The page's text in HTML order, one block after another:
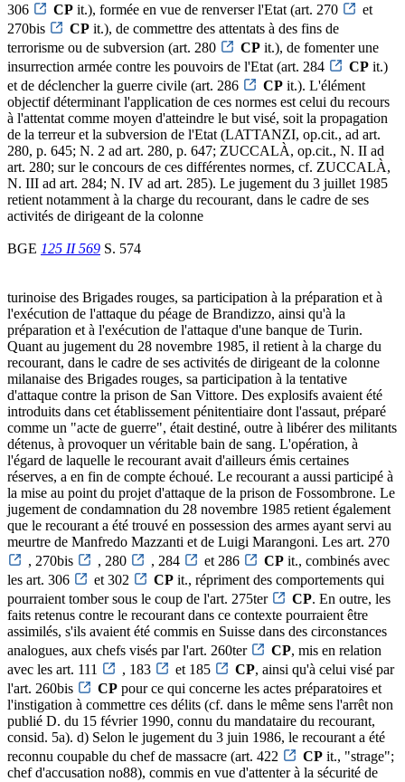
306
CP it.), formée en vue de renverser l'Etat (art. 270
et
270bis
CP it.), de commettre des attentats à des fins de
terrorisme ou de subversion (art. 280
CP it.), de fomenter une
insurrection armée contre les pouvoirs de l'Etat (art. 284
CP it.)
et de déclencher la guerre civile (art. 286
CP it.). L'élément
objectif déterminant l'application de ces normes est celui du recours
à l'attentat comme moyen d'atteindre le but visé, soit la propagation
de la terreur et la subversion de l'Etat (LATTANZI, op.cit., ad art.
280, p. 645; N. 2 ad art. 280, p. 647; ZUCCALÀ, op.cit., N. II ad
art. 280; sur le concours de ces différentes normes, cf. ZUCCALÀ,
N. III ad art. 284; N. IV ad art. 285). Le jugement du 3 juillet 1985
retient notamment à la charge du recourant, dans le cadre de ses
activités de dirigeant de la colonne
BGE 125 II 569 S. 574
turinoise des Brigades rouges, sa participation à la préparation et à
l'exécution de l'attaque du péage de Brandizzo, ainsi qu'à la
préparation et à l'exécution de l'attaque d'une banque de Turin.
Quant au jugement du 28 novembre 1985, il retient à la charge du
recourant, dans le cadre de ses activités de dirigeant de la colonne
milanaise des Brigades rouges, sa participation à la tentative
d'attaque contre la prison de San Vittore. Des explosifs avaient été
introduits dans cet établissement pénitentiaire dont l'assaut, préparé
comme un "acte de guerre", était destiné, outre à libérer des militants
détenus, à provoquer un véritable bain de sang. L'opération, à
l'égard de laquelle le recourant avait d'ailleurs émis certaines
réserves, a en fin de compte échoué. Le recourant a aussi participé à
la mise au point du projet d'attaque de la prison de Fossombrone. Le
jugement de condamnation du 28 novembre 1985 retient également
que le recourant a été trouvé en possession des armes ayant servi au
meurtre de Manfredo Mazzanti et de Luigi Marangoni. Les art. 270
, 270bis
, 280 , 284 et 286 CP it., combinés avec
les art. 306
et 302 CP it., répriment des comportements qui
pourraient tomber sous le coup de l'art. 275ter
CP. En outre, les
faits retenus contre le recourant dans ce contexte pourraient être
assimilés, s'ils avaient été commis en Suisse dans des circonstances
analogues, aux chefs visés par l'art. 260ter
CP, mis en relation
avec les art. 111
, 183 et 185 CP, ainsi qu'à celui visé par
l'art. 260bis
CP pour ce qui concerne les actes préparatoires et
l'instigation à commettre ces délits (cf. dans le même sens l'arrêt non
publié D. du 15 février 1990, connu du mandataire du recourant,
consid. 5a). d) Selon le jugement du 3 juin 1986, le recourant a été
reconnu coupable du chef de massacre (art. 422
CP it., "strage";
chef d'accusation no88), commis en vue d'attenter à la sécurité de